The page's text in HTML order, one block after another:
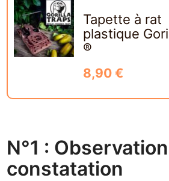
Tapette à rat
plastique
®
8,90 €
N°1 :
constatation